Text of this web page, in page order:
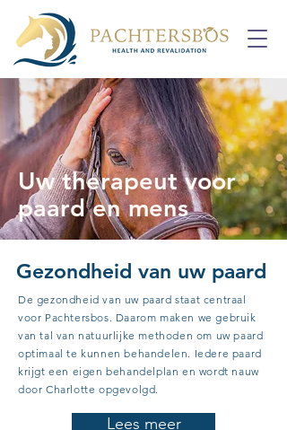
Uw therapeut voor
paard en mens
Gezondheid van uw paard
De gezondheid van uw paard staat centraal
voor Pachtersbos. Daarom maken we gebruik
van tal van natuurlijke methoden om uw paard
optimaal te kunnen behandelen. Iedere paard
krijgt een eigen behandelplan en wordt nauw
door Charlotte opgevolgd.
Lees meer